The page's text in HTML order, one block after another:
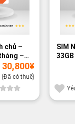
chủ –
–
Giá
gốc
là:
40,200¥.
30,800¥Giá
30,800¥.
(Đã có thuế)
SIM
GIÁ